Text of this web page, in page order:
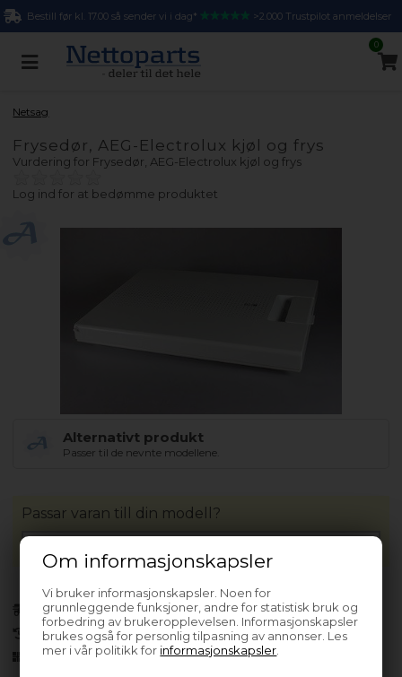
Om informasjonskapsler
Vi bruker informasjonskapsler. Noen for
grunnleggende funksjoner, andre for statistisk bruk og
forbedring av brukeropplevelsen. Informasjonskapsler
brukes også for personlig tilpasning av annonser. Les
mer i vår politikk for informasjonskapsler
Bestill før kl. 17.00 så sender vi i dag* >2.000 Trustpilot anmeldelser
0
Netsag
Frysedør, AEG-Electrolux kjøl og frys
Vurdering for Frysedør, AEG-Electrolux kjøl og frys
Log ind for at bedømme produktet
Alternativt produkt
Passer til de nevnte modellene.
På lager (Lev. 2-4 virkedager).
30 dagers returrett
Siden 2013
Passar varan till din modell?